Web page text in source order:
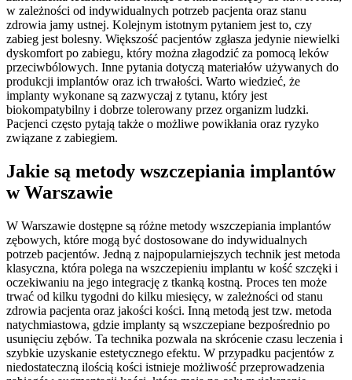
w zależności od indywidualnych potrzeb pacjenta oraz stanu
zdrowia jamy ustnej. Kolejnym istotnym pytaniem jest to, czy
zabieg jest bolesny. Większość pacjentów zgłasza jedynie niewielki
dyskomfort po zabiegu, który można złagodzić za pomocą leków
przeciwbólowych. Inne pytania dotyczą materiałów używanych do
produkcji implantów oraz ich trwałości. Warto wiedzieć, że
implanty wykonane są zazwyczaj z tytanu, który jest
biokompatybilny i dobrze tolerowany przez organizm ludzki.
Pacjenci często pytają także o możliwe powikłania oraz ryzyko
związane z zabiegiem.
Jakie są metody wszczepiania implantów
w Warszawie
W Warszawie dostępne są różne metody wszczepiania implantów
zębowych, które mogą być dostosowane do indywidualnych
potrzeb pacjentów. Jedną z najpopularniejszych technik jest metoda
klasyczna, która polega na wszczepieniu implantu w kość szczęki i
oczekiwaniu na jego integrację z tkanką kostną. Proces ten może
trwać od kilku tygodni do kilku miesięcy, w zależności od stanu
zdrowia pacjenta oraz jakości kości. Inną metodą jest tzw. metoda
natychmiastowa, gdzie implanty są wszczepiane bezpośrednio po
usunięciu zębów. Ta technika pozwala na skrócenie czasu leczenia i
szybkie uzyskanie estetycznego efektu. W przypadku pacjentów z
niedostateczną ilością kości istnieje możliwość przeprowadzenia